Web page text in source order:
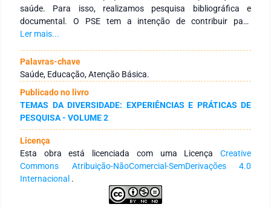
saúde. Para isso, realizamos pesquisa bibliográfica e
documental. O PSE tem a intenção de contribuir para
formação integral dos alunos através da promoção,
pelo programa são os estudantes da Educação Básica,
gestores e professores da educação e saúde, estudantes da
Rede Federal de Educação Profissional e Tecnológica e da
Educação de Jovens e Adultos (EJA). Para viabilizar os
objetivos do PSE, foram definidos cinco componentes: a)
avaliação das condições de saúde das crianças, adolescentes
e jovens da rede pública; b) promoção da saúde e de
atividades de prevenção; c) educação permanente e
capacitação dos profissionais da educação e da saúde e de
jovens; d) monitoramento e avaliação da saúde dos
estudantes; e) monitoramento e avaliação do programa. Não
há dúvidas que enquanto espaço formativo a escola tem
Ler mais...
Palavras-chave
Saúde, Educação, Atenção Básica.
Publicado no livro
TEMAS DA DIVERSIDADE: EXPERIÊNCIAS E PRÁTICAS DE
PESQUISA - VOLUME 2
Licença
Esta obra está licenciada com uma Licença Creative
Commons Atribuição-NãoComercial-SemDerivações 4.0
Internacional .